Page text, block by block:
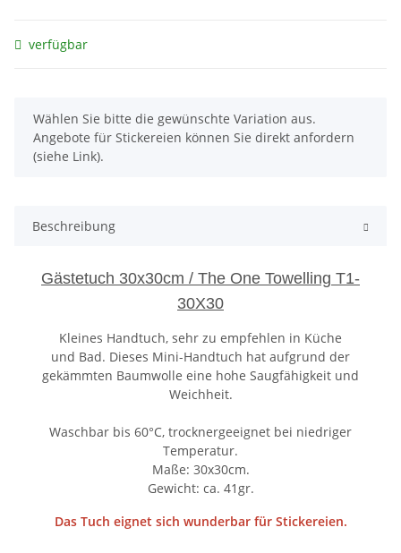
verfügbar
x
Wählen Sie bitte die gewünschte Variation aus.
Angebote für Stickereien können Sie direkt anfordern
(siehe Link).
Beschreibung
Gästetuch 30x30cm / The One Towelling T1-
30X30
Kleines Handtuch, sehr zu empfehlen in Küche
und Bad. Dieses Mini-Handtuch hat aufgrund der
gekämmten Baumwolle eine hohe Saugfähigkeit und
Weichheit.
Waschbar bis 60°C, trocknergeeignet bei niedriger
Temperatur.
Maße: 30x30cm.
Gewicht: ca. 41gr.
Das Tuch eignet sich wunderbar für Stickereien.